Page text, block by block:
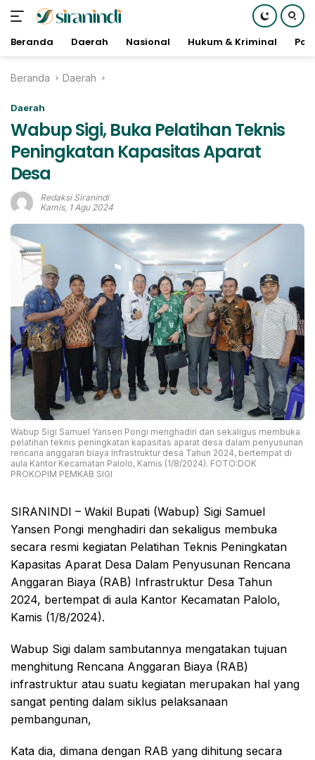
Beranda Daerah Nasional Hukum & Kriminal
Beranda Daerah
Daerah
Wabup Sigi, Buka Pelatihan Teknis
Peningkatan Kapasitas Aparat
Desa
Redaksi Siranindi
Kamis, 1 Agu 2024
Wabup Sigi Samuel Yansen Pongi menghadiri dan sekaligus membuka
pelatihan teknis peningkatan kapasitas aparat desa dalam penyusunan
rencana anggaran biaya Infrastruktur desa Tahun 2024, bertempat di
aula Kantor Kecamatan Palolo, Kamis (1/8/2024). FOTO:DOK
PROKOPIM PEMKAB SIGI
SIRANINDI – Wakil Bupati (Wabup) Sigi Samuel
Yansen Pongi menghadiri dan sekaligus membuka
secara resmi kegiatan Pelatihan Teknis Peningkatan
Kapasitas Aparat Desa Dalam Penyusunan Rencana
Anggaran Biaya (RAB) Infrastruktur Desa Tahun
2024, bertempat di aula Kantor Kecamatan Palolo,
Kamis (1/8/2024).
Wabup Sigi dalam sambutannya mengatakan tujuan
menghitung Rencana Anggaran Biaya (RAB)
infrastruktur atau suatu kegiatan merupakan hal yang
sangat penting dalam siklus pelaksanaan
pembangunan,
Kata dia, dimana dengan RAB yang dihitung secara